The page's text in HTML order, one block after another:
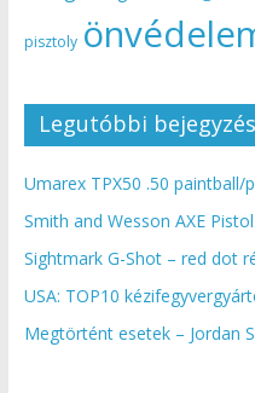
pisztoly
Legutóbbi
Umarex TPX50 .50
Smith and Wesson AXE
Sightmark G-Shot – red dot
USA: TOP10
Megtörtént esetek – Jordan